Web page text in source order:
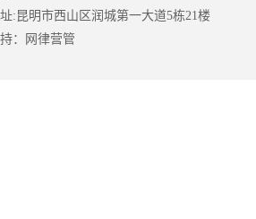
:昆明市西山区润城第一大道5栋21楼
：
网律营管